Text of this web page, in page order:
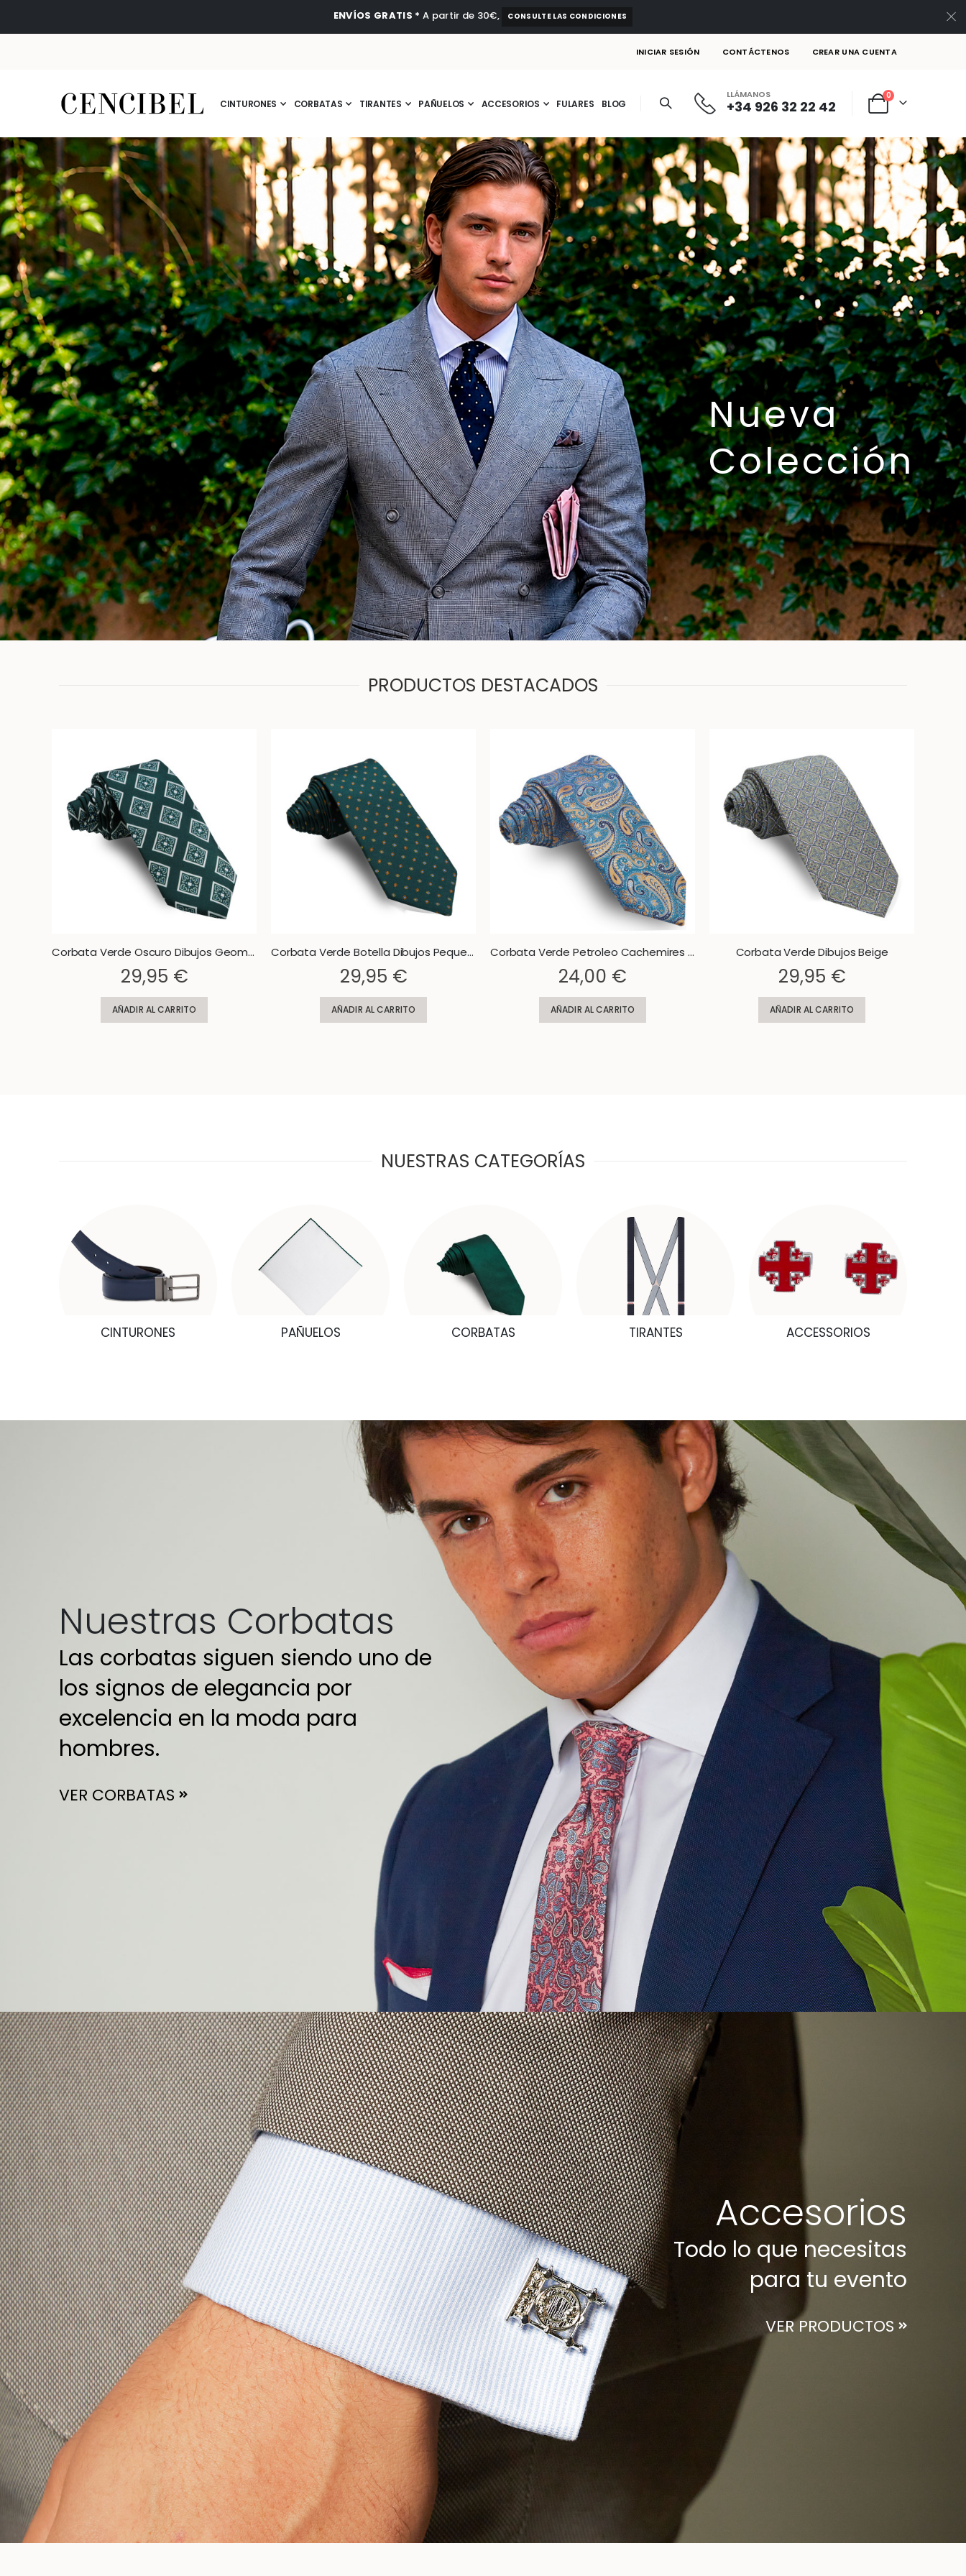
ENVÍOS GRATIS * A partir de 30€, CONSULTE LAS CONDICIONES
INICIAR SESIÓN CONTÁCTENOS CREAR UNA CUENTA
CINTURONES CORBATAS TIRANTES PAÑUELOS ACCESORIOS FULARES BLOG
LLÁMANOS
+34 926 32 22 42 Cart
0artículos
Nueva
Colección
PRODUCTOS DESTACADOS
Corbata Verde Oscuro Dibujos Geometricos Grandes
29,95 €
AÑADIR AL CARRITO
Corbata Verde Botella Dibujos Pequeños Naranjas
29,95 €
AÑADIR AL CARRITO
Corbata Verde Petroleo Cachemires Dorados
24,00 €
AÑADIR AL CARRITO
Corbata Verde Dibujos Beige
29,95 €
AÑADIR AL CARRITO
NUESTRAS CATEGORÍAS
CINTURONES PAÑUELOS CORBATAS TIRANTES ACCESSORIOS
Nuestras Corbatas
Las corbatas siguen siendo uno de
los signos de elegancia por
excelencia en la moda para
hombres.
VER CORBATAS
Accesorios
Todo lo que necesitas
para tu evento
VER PRODUCTOS